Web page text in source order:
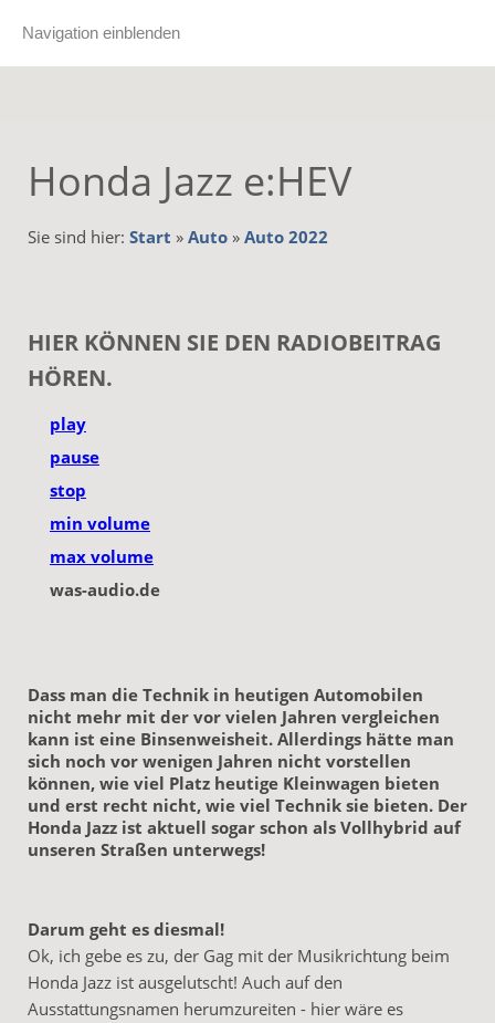
Navigation einblenden
Honda Jazz e:HEV
Sie sind hier: Start » Auto » Auto 2022
HIER KÖNNEN SIE DEN RADIOBEITRAG
HÖREN.
play
pause
stop
min volume
max volume
was-audio.de
Dass man die Technik in heutigen Automobilen
nicht mehr mit der vor vielen Jahren vergleichen
kann ist eine Binsenweisheit. Allerdings hätte man
sich noch vor wenigen Jahren nicht vorstellen
können, wie viel Platz heutige Kleinwagen bieten
und erst recht nicht, wie viel Technik sie bieten. Der
Honda Jazz ist aktuell sogar schon als Vollhybrid auf
unseren Straßen unterwegs!
Darum geht es diesmal!
Ok, ich gebe es zu, der Gag mit der Musikrichtung beim
Honda Jazz ist ausgelutscht! Auch auf den
Ausstattungsnamen herumzureiten - hier wäre es